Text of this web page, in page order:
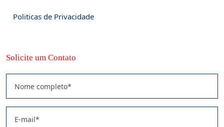
Politicas de Privacidade
Solicite um Contato